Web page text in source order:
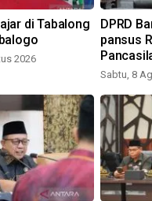
di Tabalong
2026
DPRD
pansus
Sabtu, 8